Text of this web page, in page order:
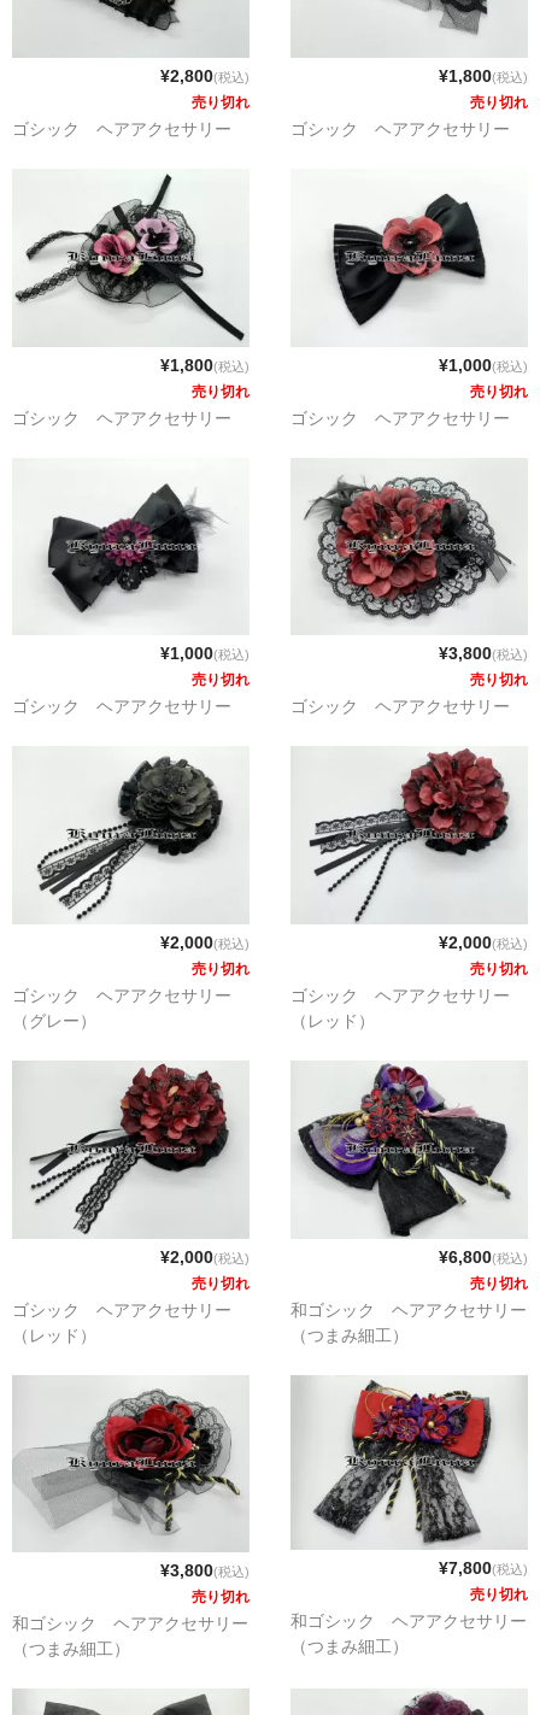
¥2,800(税込)
売り切れ
ゴシック ヘアアクセサリー
¥1,800(税込)
売り切れ
ゴシック ヘアアクセサリー
¥1,800(税込)
売り切れ
ゴシック ヘアアクセサリー
¥1,000(税込)
売り切れ
ゴシック ヘアアクセサリー
¥1,000(税込)
売り切れ
ゴシック ヘアアクセサリー
¥3,800(税込)
売り切れ
ゴシック ヘアアクセサリー
¥2,000(税込)
売り切れ
ゴシック ヘアアクセサリー
（グレー）
¥2,000(税込)
売り切れ
ゴシック ヘアアクセサリー
（レッド）
¥2,000(税込)
売り切れ
ゴシック ヘアアクセサリー
（レッド）
¥6,800(税込)
売り切れ
和ゴシック ヘアアクセサリー
（つまみ細工）
¥3,800(税込)
売り切れ
和ゴシック ヘアアクセサリー
（つまみ細工）
¥7,800(税込)
売り切れ
和ゴシック ヘアアクセサリー
（つまみ細工）